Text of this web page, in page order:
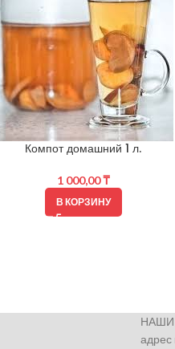
Компот домашний 1 л.
1 000,00₸
В КОРЗИНУ
НАШИ
адрес